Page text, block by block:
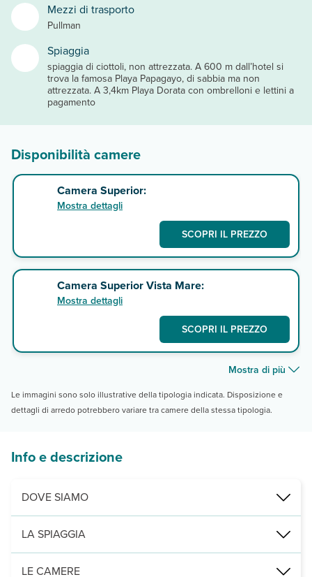
Mezzi di trasporto
Pullman
Spiaggia
spiaggia di ciottoli, non attrezzata. A 600 m dall’hotel si
trova la famosa Playa Papagayo, di sabbia ma non
attrezzata. A 3,4km Playa Dorata con ombrelloni e lettini a
pagamento
Disponibilità camere
Camera Superior:
Mostra dettagli
SCOPRI IL PREZZO
Camera Superior Vista Mare:
Mostra dettagli
SCOPRI IL PREZZO
Mostra di più
Le immagini sono solo illustrative della tipologia indicata. Disposizione e
dettagli di arredo potrebbero variare tra camere della stessa tipologia.
Info e descrizione
DOVE SIAMO
Playa Blanca, a 600 m da Playa Papagayo, 3,4 km da Playa
LA SPIAGGIA
spiaggia di ciottoli, non attrezzata. A 600 m dall’hotel si trova la
LE CAMERE